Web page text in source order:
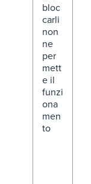
bloc
carli
non
ne
per
mett
e il
funzi
ona
men
to